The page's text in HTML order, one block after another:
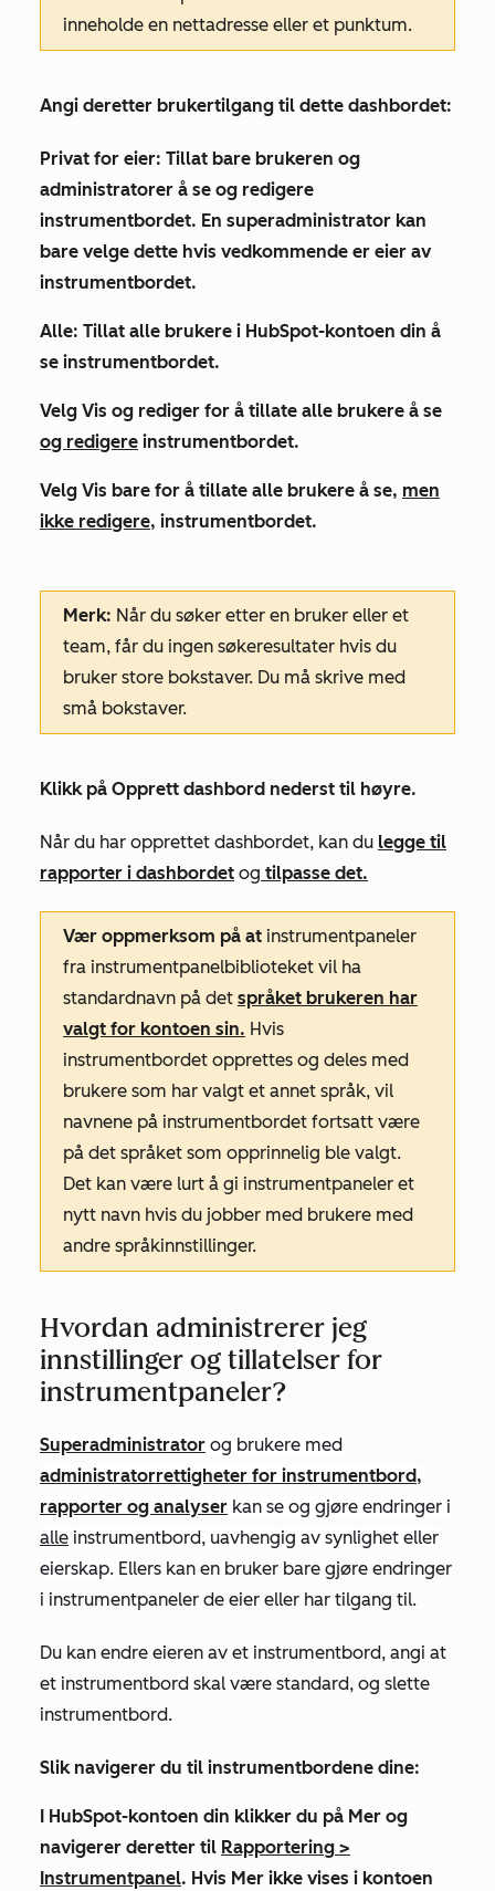
inneholde en nettadresse eller et punktum.
Angi deretter brukertilgang til dette dashbordet:
Privat for eier: Tillat bare brukeren og
administratorer å se og redigere
instrumentbordet. En superadministrator kan
bare velge dette hvis vedkommende er eier av
instrumentbordet.
Alle: Tillat alle brukere i HubSpot-kontoen din å
se instrumentbordet.
Velg Vis og rediger for å tillate alle brukere å se
og redigere instrumentbordet.
Velg Vis bare for å tillate alle brukere å se, men
ikke redigere, instrumentbordet.
Merk: Når du søker etter en bruker eller et
team, får du ingen søkeresultater hvis du
bruker store bokstaver. Du må skrive med
små bokstaver.
Klikk på Opprett dashbord nederst til høyre.
Når du har opprettet dashbordet, kan du legge til
rapporter i dashbordet og tilpasse det.
Vær oppmerksom på at instrumentpaneler
fra instrumentpanelbiblioteket vil ha
standardnavn på det språket brukeren har
valgt for kontoen sin. Hvis
instrumentbordet opprettes og deles med
brukere som har valgt et annet språk, vil
navnene på instrumentbordet fortsatt være
på det språket som opprinnelig ble valgt.
Det kan være lurt å gi instrumentpaneler et
nytt navn hvis du jobber med brukere med
andre språkinnstillinger.
Hvordan administrerer jeg
innstillinger og tillatelser for
instrumentpaneler?
Superadministrator og brukere med
administratorrettigheter for instrumentbord,
rapporter og analyser kan se og gjøre endringer i
alle instrumentbord, uavhengig av synlighet eller
eierskap. Ellers kan en bruker bare gjøre endringer
i instrumentpaneler de eier eller har tilgang til.
Du kan endre eieren av et instrumentbord, angi at
et instrumentbord skal være standard, og slette
instrumentbord.
Slik navigerer du til instrumentbordene dine:
I HubSpot-kontoen din klikker du på Mer og
navigerer deretter til Rapportering >
Instrumentpanel. Hvis Mer ikke vises i kontoen